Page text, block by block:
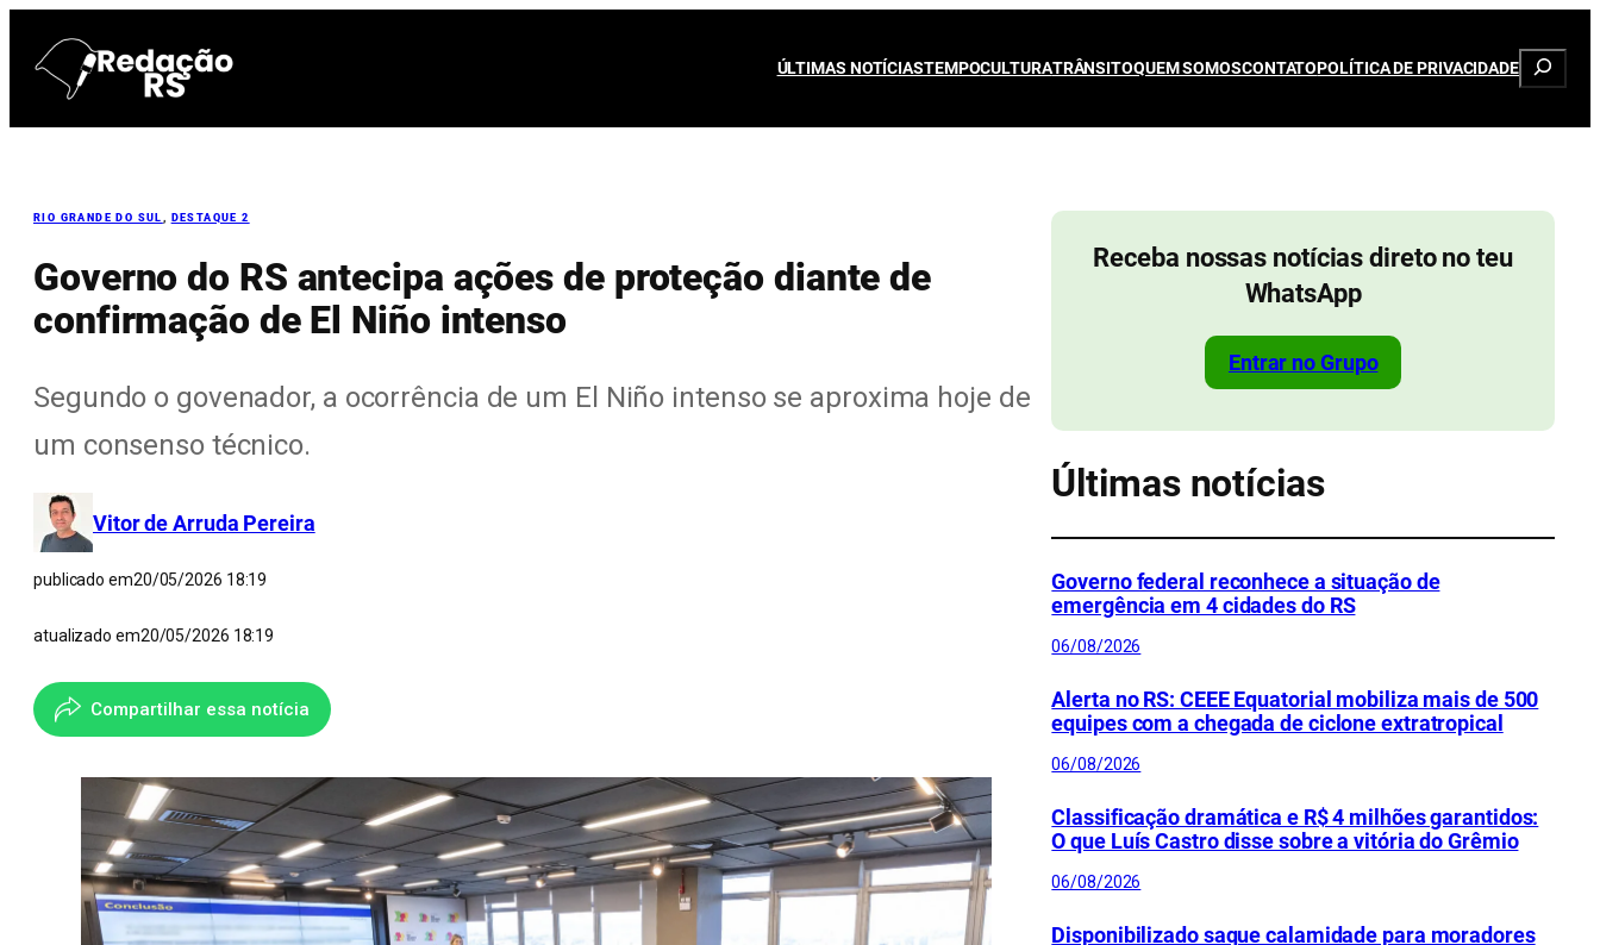
para
conteúdo
ÚLTIMAS NOTÍCIASTEMPOCULTURATRÂNSITOQUEM SOMOSCONTATOPOLÍTICA DE PRIVACIDADE
RIO GRANDE DO SUL DESTAQUE 2
Governo do RS antecipa ações de proteção diante de
confirmação de El Niño intenso
Segundo o govenador, a ocorrência de um El Niño intenso se aproxima hoje de
um consenso técnico.
Vitor de Arruda Pereira
publicado em20/05/2026 18:19
atualizado em20/05/2026 18:19
Compartilhar essa notícia
Receba nossas notícias direto no teu
WhatsApp
Entrar no Grupo
Últimas notícias
Governo federal reconhece a situação de
emergência em 4 cidades do RS
06/08/2026
Alerta no RS: CEEE Equatorial mobiliza mais de 500
equipes com a chegada de ciclone extratropical
06/08/2026
Classificação dramática e R$ 4 milhões garantidos:
O que Luís Castro disse sobre a vitória do Grêmio
06/08/2026
Disponibilizado saque calamidade para moradores